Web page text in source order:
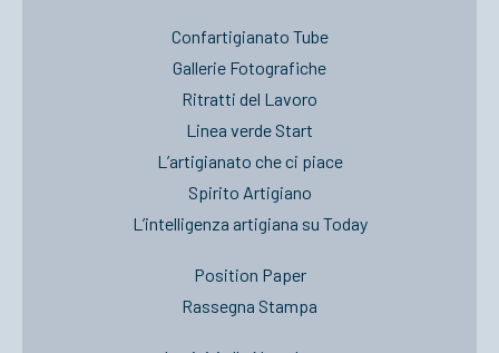
Confartigianato Tube
Gallerie Fotografiche
Ritratti del Lavoro
Linea verde Start
L’artigianato che ci piace
Spirito Artigiano
L’intelligenza artigiana su Today
Position Paper
Rassegna Stampa